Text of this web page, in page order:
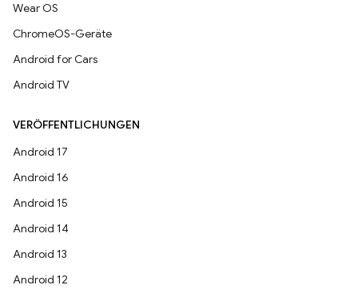
Wear OS
ChromeOS-Geräte
Android for Cars
Android TV
VERÖFFENTLICHUNGEN
Android 17
Android 16
Android 15
Android 14
Android 13
Android 12